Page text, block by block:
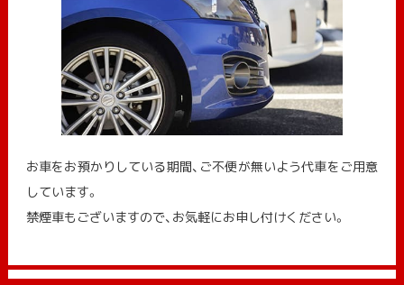
お車をお預かりしている期間、ご不便が無いよう代車をご用意
しています。
禁煙車もございますので、お気軽にお申し付けください。